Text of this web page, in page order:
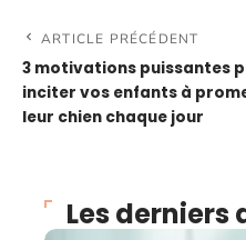
ARTICLE PRÉCÉDENT
3 motivations puissantes
inciter vos enfants à
leur chien chaque jour
Les derniers